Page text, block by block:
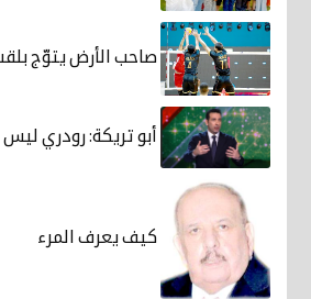
صاحب الأرض يتوّج
أبو تريكة: رودري
كيف يعرف المرء